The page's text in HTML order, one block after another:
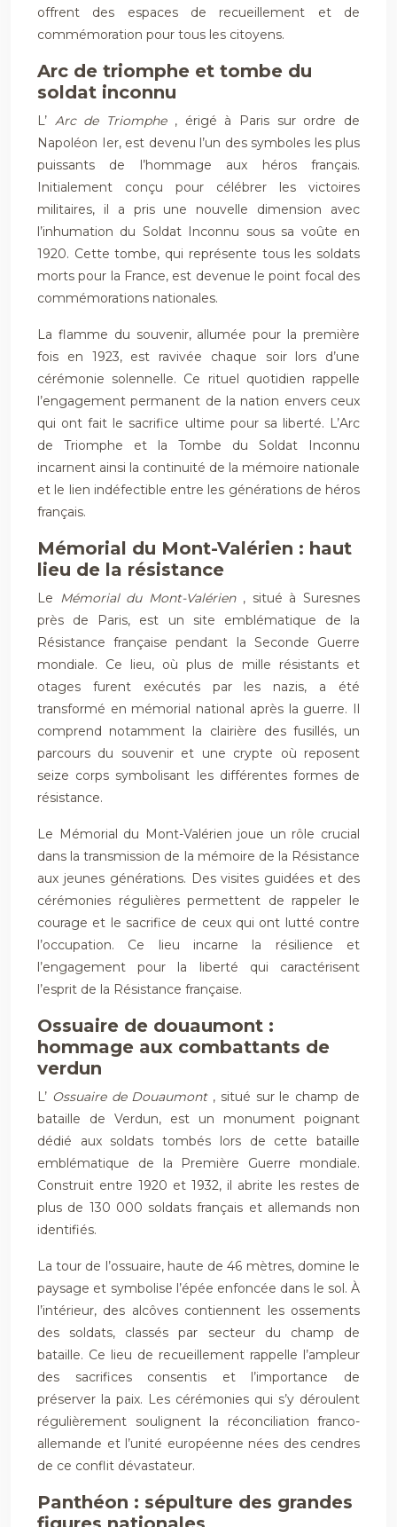
offrent des espaces de recueillement et de
commémoration pour tous les citoyens.
Arc de triomphe et tombe du
soldat inconnu
L’ Arc de Triomphe , érigé à Paris sur ordre de
Napoléon Ier, est devenu l’un des symboles les plus
puissants de l’hommage aux héros français.
Initialement conçu pour célébrer les victoires
militaires, il a pris une nouvelle dimension avec
l’inhumation du Soldat Inconnu sous sa voûte en
1920. Cette tombe, qui représente tous les soldats
morts pour la France, est devenue le point focal des
commémorations nationales.
La flamme du souvenir, allumée pour la première
fois en 1923, est ravivée chaque soir lors d’une
cérémonie solennelle. Ce rituel quotidien rappelle
l’engagement permanent de la nation envers ceux
qui ont fait le sacrifice ultime pour sa liberté. L’Arc
de Triomphe et la Tombe du Soldat Inconnu
incarnent ainsi la continuité de la mémoire nationale
et le lien indéfectible entre les générations de héros
français.
Mémorial du Mont-Valérien : haut
lieu de la résistance
Le Mémorial du Mont-Valérien , situé à Suresnes
près de Paris, est un site emblématique de la
Résistance française pendant la Seconde Guerre
mondiale. Ce lieu, où plus de mille résistants et
otages furent exécutés par les nazis, a été
transformé en mémorial national après la guerre. Il
comprend notamment la clairière des fusillés, un
parcours du souvenir et une crypte où reposent
seize corps symbolisant les différentes formes de
résistance.
Le Mémorial du Mont-Valérien joue un rôle crucial
dans la transmission de la mémoire de la Résistance
aux jeunes générations. Des visites guidées et des
cérémonies régulières permettent de rappeler le
courage et le sacrifice de ceux qui ont lutté contre
l’occupation. Ce lieu incarne la résilience et
l’engagement pour la liberté qui caractérisent
l’esprit de la Résistance française.
Ossuaire de douaumont :
hommage aux combattants de
verdun
L’ Ossuaire de Douaumont , situé sur le champ de
bataille de Verdun, est un monument poignant
dédié aux soldats tombés lors de cette bataille
emblématique de la Première Guerre mondiale.
Construit entre 1920 et 1932, il abrite les restes de
plus de 130 000 soldats français et allemands non
identifiés.
La tour de l’ossuaire, haute de 46 mètres, domine le
paysage et symbolise l’épée enfoncée dans le sol. À
l’intérieur, des alcôves contiennent les ossements
des soldats, classés par secteur du champ de
bataille. Ce lieu de recueillement rappelle l’ampleur
des sacrifices consentis et l’importance de
préserver la paix. Les cérémonies qui s’y déroulent
régulièrement soulignent la réconciliation franco-
allemande et l’unité européenne nées des cendres
de ce conflit dévastateur.
Panthéon : sépulture des grandes